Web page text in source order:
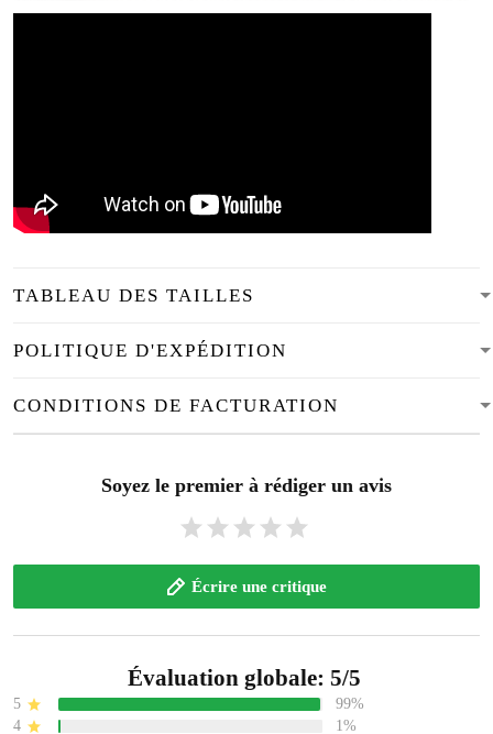
TABLEAU DES TAILLES
POLITIQUE D'EXPÉDITION
CONDITIONS DE FACTURATION
Soyez le premier à rédiger un avis
Écrire une critique
Évaluation globale: 5/5
5
99%
4
1%